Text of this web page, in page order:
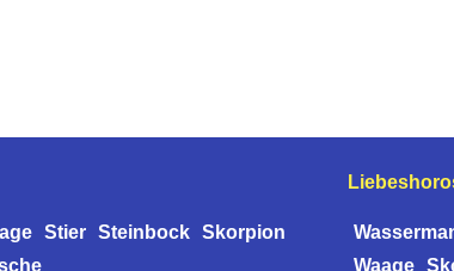
Stier Steinbock Skorpion
Waage